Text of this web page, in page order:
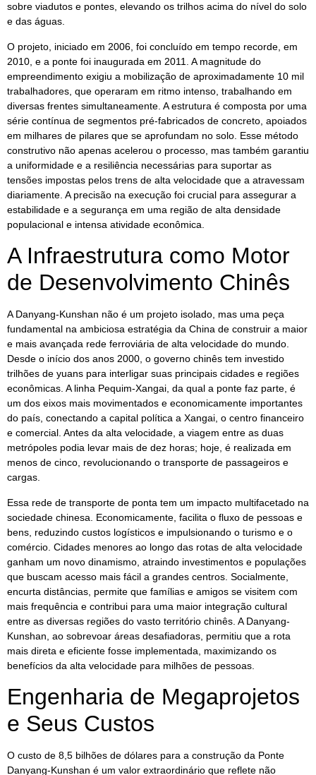
sobre viadutos e pontes, elevando os trilhos acima do nível do solo
e das águas.
O projeto, iniciado em 2006, foi concluído em tempo recorde, em
2010, e a ponte foi inaugurada em 2011. A magnitude do
empreendimento exigiu a mobilização de aproximadamente 10 mil
trabalhadores, que operaram em ritmo intenso, trabalhando em
diversas frentes simultaneamente. A estrutura é composta por uma
série contínua de segmentos pré-fabricados de concreto, apoiados
em milhares de pilares que se aprofundam no solo. Esse método
construtivo não apenas acelerou o processo, mas também garantiu
a uniformidade e a resiliência necessárias para suportar as
tensões impostas pelos trens de alta velocidade que a atravessam
diariamente. A precisão na execução foi crucial para assegurar a
estabilidade e a segurança em uma região de alta densidade
populacional e intensa atividade econômica.
A Infraestrutura como Motor
de Desenvolvimento Chinês
A Danyang-Kunshan não é um projeto isolado, mas uma peça
fundamental na ambiciosa estratégia da China de construir a maior
e mais avançada rede ferroviária de alta velocidade do mundo.
Desde o início dos anos 2000, o governo chinês tem investido
trilhões de yuans para interligar suas principais cidades e regiões
econômicas. A linha Pequim-Xangai, da qual a ponte faz parte, é
um dos eixos mais movimentados e economicamente importantes
do país, conectando a capital política a Xangai, o centro financeiro
e comercial. Antes da alta velocidade, a viagem entre as duas
metrópoles podia levar mais de dez horas; hoje, é realizada em
menos de cinco, revolucionando o transporte de passageiros e
cargas.
Essa rede de transporte de ponta tem um impacto multifacetado na
sociedade chinesa. Economicamente, facilita o fluxo de pessoas e
bens, reduzindo custos logísticos e impulsionando o turismo e o
comércio. Cidades menores ao longo das rotas de alta velocidade
ganham um novo dinamismo, atraindo investimentos e populações
que buscam acesso mais fácil a grandes centros. Socialmente,
encurta distâncias, permite que famílias e amigos se visitem com
mais frequência e contribui para uma maior integração cultural
entre as diversas regiões do vasto território chinês. A Danyang-
Kunshan, ao sobrevoar áreas desafiadoras, permitiu que a rota
mais direta e eficiente fosse implementada, maximizando os
benefícios da alta velocidade para milhões de pessoas.
Engenharia de Megaprojetos
e Seus Custos
O custo de 8,5 bilhões de dólares para a construção da Ponte
Danyang-Kunshan é um valor extraordinário que reflete não